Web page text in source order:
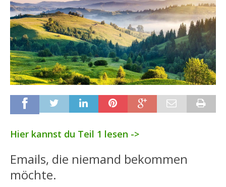
Hier kannst du Teil 1 lesen ->
Emails, die niemand bekommen
möchte.